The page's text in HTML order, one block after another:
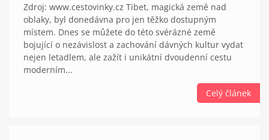
Zdroj: www.cestovinky.cz Tibet, magická země nad
oblaky, byl donedávna pro jen těžko dostupným
místem. Dnes se můžete do této svérázné země
bojující o nezávislost a zachování dávných kultur vydat
nejen letadlem, ale zažít i unikátní dvoudenní cestu
moderním...
Celý článek